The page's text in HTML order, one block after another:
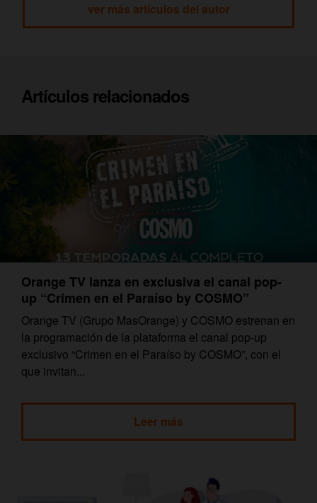
ver más artículos del autor
Artículos relacionados
Orange TV lanza en exclusiva el canal pop-
up “Crimen en el Paraíso by COSMO”
Orange TV (Grupo MasOrange) y COSMO estrenan en
la programación de la plataforma el canal pop-up
exclusivo “Crimen en el Paraíso by COSMO”, con el
que invitan...
Leer más